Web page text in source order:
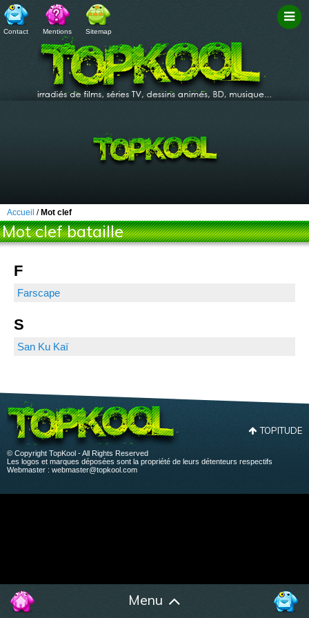
Contact Mentions Sitemap
Menu
Accueil / Mot clef
Mot clef bataille
F
Farscape
S
San Ku Kaï
TOPITUDE
© Copyright TopKool - All Rights Reserved
Les logos et marques déposées sont la propriété de leurs détenteurs respectifs
Webmaster : webmaster@topkool.com